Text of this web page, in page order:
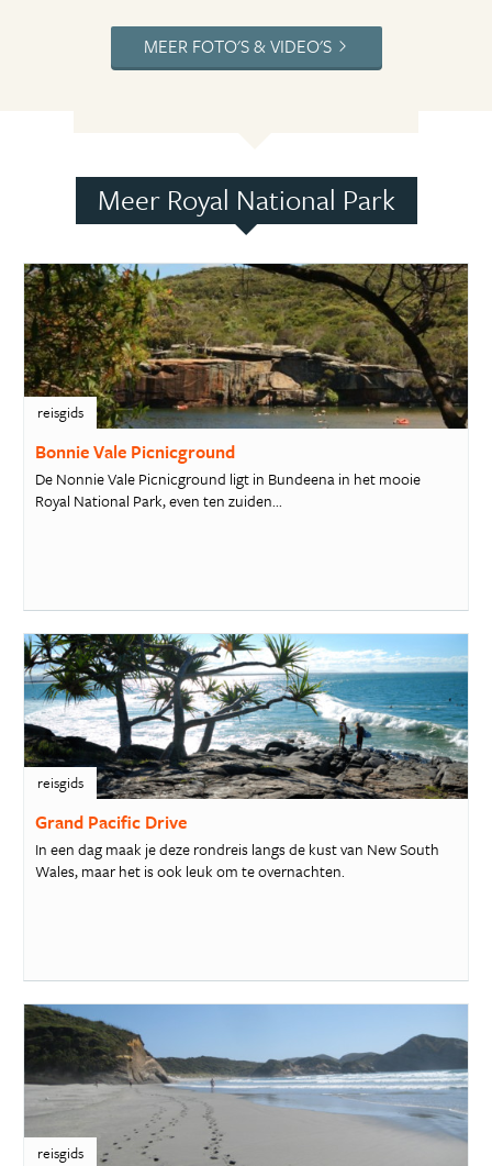
MEER FOTO'S & VIDEO'S
Meer Royal National Park
reisgids
Bonnie Vale Picnicground
De Nonnie Vale Picnicground ligt in Bundeena in het mooie
Royal National Park, even ten zuiden...
reisgids
Grand Pacific Drive
In een dag maak je deze rondreis langs de kust van New South
Wales, maar het is ook leuk om te overnachten.
reisgids